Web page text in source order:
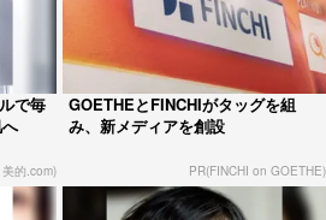
で毎
的.com)
GOETHEとFINCHIがタッグを組
み、新メディアを創設
PR(FINCHI on GOETHE)